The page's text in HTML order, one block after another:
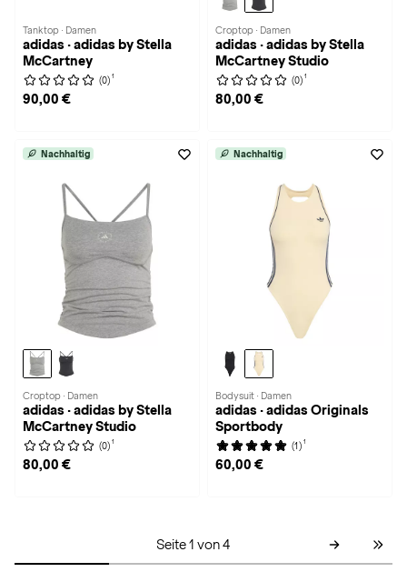
Tanktop · Damen
adidas · adidas by Stella
McCartney
(0) 1
90,00 €
Croptop · Damen
adidas · adidas by Stella
McCartney Studio
(0) 1
80,00 €
Nachhaltig
Croptop · Damen
adidas · adidas by Stella
McCartney Studio
(0) 1
80,00 €
Nachhaltig
Bodysuit · Damen
adidas · adidas Originals
Sportbody
(1) 1
60,00 €
Seite 1 von 4